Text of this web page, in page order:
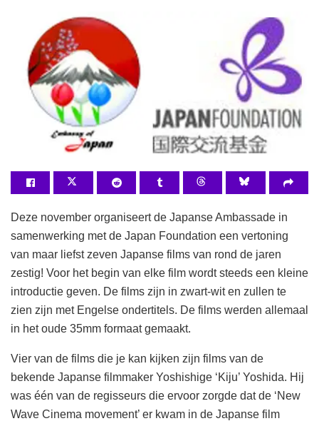
Deze november organiseert de Japanse Ambassade in
samenwerking met de Japan Foundation een vertoning
van maar liefst zeven Japanse films van rond de jaren
zestig! Voor het begin van elke film wordt steeds een kleine
introductie geven. De films zijn in zwart-wit en zullen te
zien zijn met Engelse ondertitels. De films werden allemaal
in het oude 35mm formaat gemaakt.
Vier van de films die je kan kijken zijn films van de
bekende Japanse filmmaker Yoshishige ‘Kiju’ Yoshida. Hij
was één van de regisseurs die ervoor zorgde dat de ‘New
Wave Cinema movement’ er kwam in de Japanse film